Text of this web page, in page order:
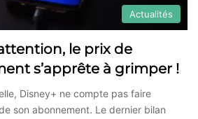
Actualités
le prix de
s’apprête à grimper !
Disney+ ne compte pas faire
son abonnement. Le dernier bilan